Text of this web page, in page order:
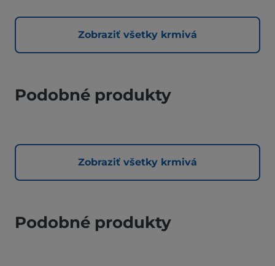
Zobraziť všetky krmivá
Podobné produkty
Zobraziť všetky krmivá
Podobné produkty